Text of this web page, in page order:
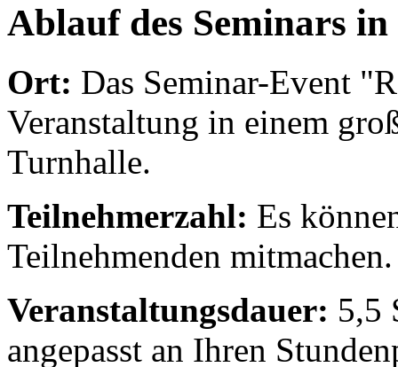
Ablauf des Seminars
Ort: Das Seminar-Event
Veranstaltung in einem
Turnhalle.
Teilnehmerzahl: Es
Teilnehmenden mitmachen.
Veranstaltungsdauer: 5,5
angepasst an Ihren